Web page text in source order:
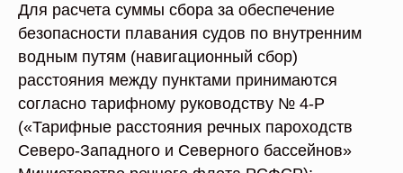
Для расчета суммы сбора за обеспечение
безопасности плавания судов по внутренним
водным путям (навигационный сбор)
расстояния между пунктами принимаются
согласно тарифному руководству № 4-Р
(«Тарифные расстояния речных пароходств
Северо-Западного и Северного бассейнов»